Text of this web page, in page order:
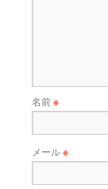
名前※
メール※